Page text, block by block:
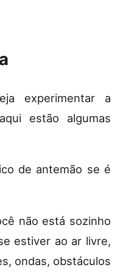
experimentar a
estão algumas
de antemão se é
não está sozinho
estiver ao ar livre,
ondas, obstáculos